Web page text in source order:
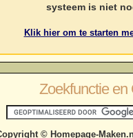
systeem is niet
Klik hier om te starten
Zoekfunctie en
© Homepage-